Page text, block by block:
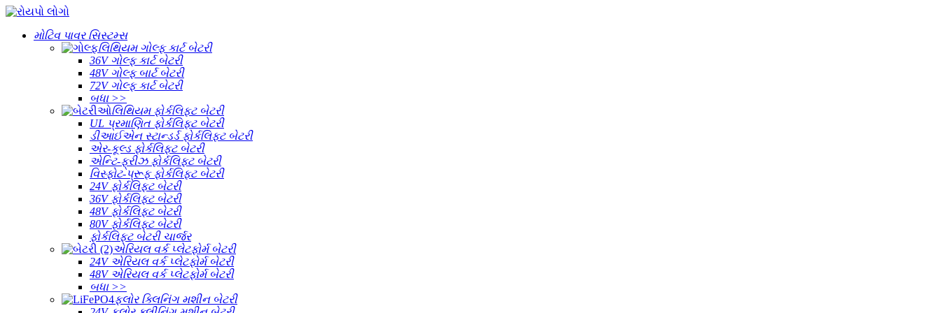
મોટિવ પાવર સિસ્ટમ્સ
લિથિયમ ગોલ્ફ કાર્ટ બેટરી
36V ગોલ્ફ કાર્ટ બેટરી
48V ગોલ્ફ બાર્ટ બેટરી
72V ગોલ્ફ કાર્ટ બેટરી
બધા >>
લિથિયમ ફોર્કલિફ્ટ બેટરી
UL પ્રમાણિત ફોર્કલિફ્ટ બેટરી
ડીઆઈએન સ્ટાન્ડર્ડ ફોર્કલિફ્ટ બેટરી
એર-કૂલ્ડ ફોર્કલિફ્ટ બેટરી
એન્ટિ-ફ્રીઝ ફોર્કલિફ્ટ બેટરી
વિસ્ફોટ-પ્રૂફ ફોર્કલિફ્ટ બેટરી
24V ફોર્કલિફ્ટ બેટરી
36V ફોર્કલિફ્ટ બેટરી
48V ફોર્કલિફ્ટ બેટરી
80V ફોર્કલિફ્ટ બેટરી
ફોર્કલિફ્ટ બેટરી ચાર્જર
એરિયલ વર્ક પ્લેટફોર્મ બેટરી
24V એરિયલ વર્ક પ્લેટફોર્મ બેટરી
48V એરિયલ વર્ક પ્લેટફોર્મ બેટરી
બધા >>
ફ્લોર ક્લિનિંગ મશીન બેટરી